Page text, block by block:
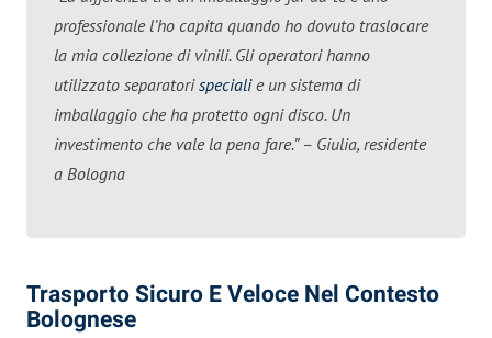
professionale l’ho capita quando ho dovuto traslocare
la mia collezione di vinili. Gli operatori hanno
utilizzato separatorispecialie un sistema di
imballaggio che ha protetto ogni disco. Un
investimento che vale la pena fare.” – Giulia, residente
a Bologna
Trasporto Sicuro E Veloce Nel Contesto
Bolognese